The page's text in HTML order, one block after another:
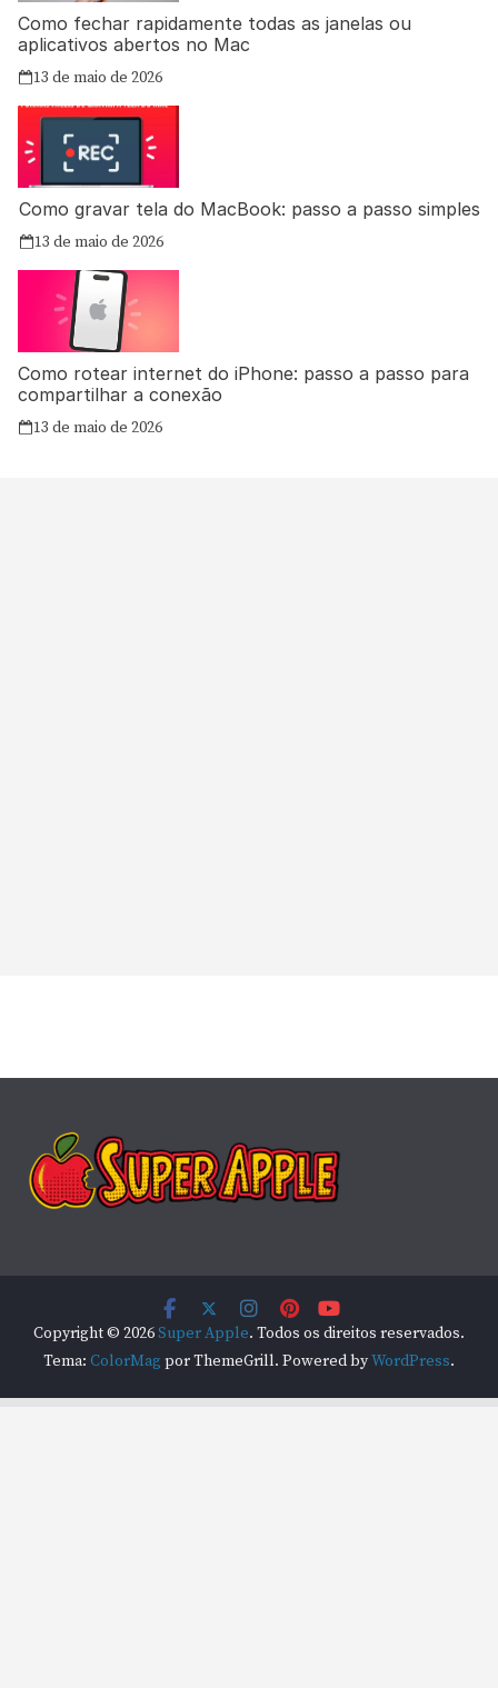
Como fechar rapidamente todas as janelas ou
aplicativos abertos no Mac
13 de maio de 2026
Como gravar tela do MacBook: passo a passo simples
13 de maio de 2026
Como rotear internet do iPhone: passo a passo para
compartilhar a conexão
13 de maio de 2026
Copyright © 2026Super Apple. Todos os direitos reservados.
Tema: ColorMag por ThemeGrill. Powered byWordPress.